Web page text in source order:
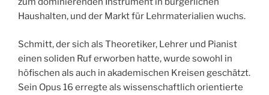
Haushalten, und der Markt für Lehrmaterialien wuchs.
Schmitt, der sich als Theoretiker, Lehrer und Pianist
einen soliden Ruf erworben hatte, wurde sowohl in
höfischen als auch in akademischen Kreisen geschätzt.
Sein Opus 16 erregte als wissenschaftlich orientierte